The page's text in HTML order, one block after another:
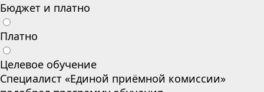
Бюджет и платно
Платно
Целевое обучение
Специалист «Единой приёмной комиссии»